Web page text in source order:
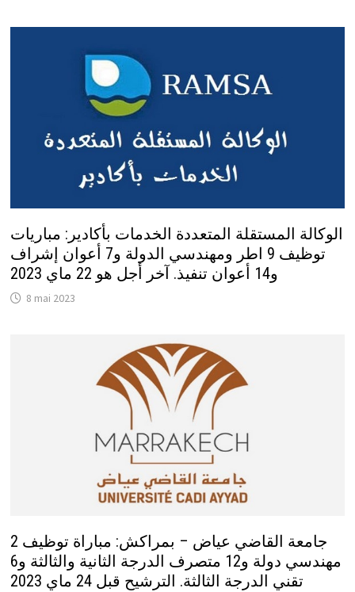
الوكالة المستقلة المتعددة الخدمات بأكادير: مباريات
توظيف 9 اطر ومهندسي الدولة و7 أعوان إشراف
و14 أعوان تنفيذ. آخر أجل هو 22 ماي 2023
8 mai 2023
جامعة القاضي عياض – بمراكش: مباراة توظيف 2
مهندسي دولة و12 متصرف الدرجة الثانية والثالثة و6
تقني الدرجة الثالثة. الترشيح قبل 24 ماي 2023